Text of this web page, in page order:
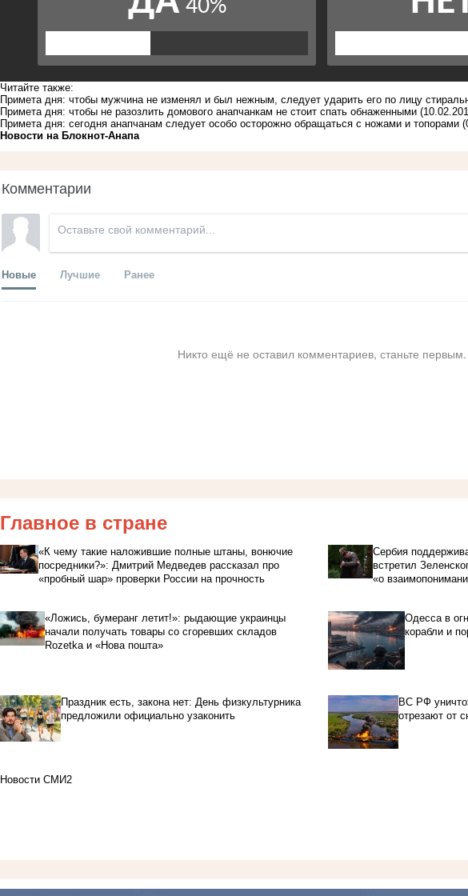
Читайте также:
Примета дня: чтобы мужчина не изменял и был нежным, следует ударить его по лицу
Примета дня: чтобы не разозлить домового анапчанкам не стоит спать обнаженными
Примета дня: сегодня анапчанам следует особо осторожно обращаться с ножами и топорами
Новости на Блoкнoт-Анапа
Комментарии
Новые Лучшие Ранее
Никто ещё не оставил комментариев, станьте первым.
Главное в стране
«К чему такие наложившие полные штаны, вонючие
посредники?»: Дмитрий Медведев рассказал про
«пробный шар» проверки России на прочность
Сербия
встретил
«о
«Ложись, бумеранг летит!»: рыдающие украинцы
начали получать товары со сгоревших складов
Rozetka и «Нова пошта»
Одесса в
корабли и
Праздник есть, закона нет: День физкультурника
предложили официально узаконить
ВС РФ
отрезают от
Новости СМИ2